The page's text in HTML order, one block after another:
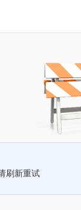
刷新重试